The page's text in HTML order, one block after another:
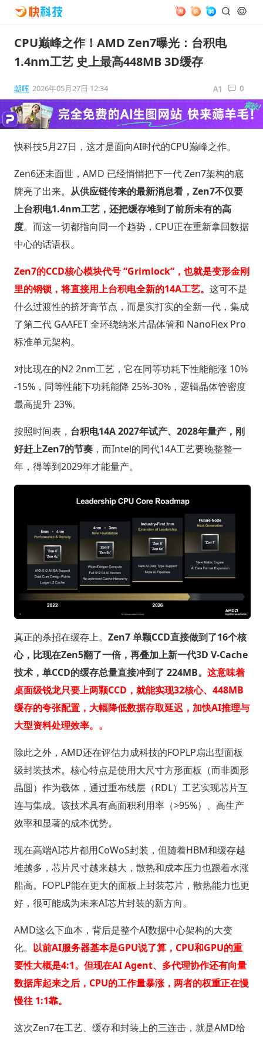
CPU巅峰之作！AMD Zen7曝光：台积电
1.4nm工艺 史上最高448MB 3D缓存
朝晖 2026年05月27日 12:34 0
快科技5月27日，这才是面向AI时代的CPU巅峰之作。
Zen6还未面世，AMD 已经悄悄把下一代 Zen7架构的底
牌亮了出来。 从供应链传来的最新消息看，Zen7不仅要
上台积电1.4nm工艺，还把缓存堆到了前所未有的高
度。而这一切都指向同一个趋势，CPU正在重新拿回数据
中心的话语权。
Zen7的CCD核心模块代号 “Grimlock”，也就是变形金刚
里的钢锁，将直接用上台积电全新的14A工艺。 这可不是
什么过渡性的挤牙膏节点，而是实打实的全新一代，集成
了第二代 GAAFET 全环绕纳米片晶体管和 NanoFlex Pro
标准单元架构。
对比现在的N2 2nm工艺，它在同等功耗下性能能涨 10%
-15%，同等性能下功耗能降 25%-30%，逻辑晶体管密度
最高提升 23%。
按照时间表， 台积电14A 2027年试产、2028年量产，刚
好赶上Zen7的节奏，而Intel的同代14A工艺要晚整整一
年，得等到2029年才能量产。
真正的杀招在缓存上。 Zen7 单颗CCD直接做到了16个核
心，比现在Zen5翻了一倍，再叠加上新一代3D V-Cache
技术，单CCD的缓存总量直接冲到了 224MB。 这意味着
桌面级锐龙只要上两颗CCD，就能实现32核心、448MB
缓存的夸张配置，大幅降低数据存取延迟，加快AI推理与
大型资料处理效率。。
除此之外，AMD还在评估力成科技的FOPLP扇出型面板
级封装技术。核心特点是使用大尺寸方形面板（而非圆形
晶圆）作为载体，通过重布线层（RDL）工艺实现芯片互
连与集成。该技术具有高面积利用率（>95%）、高生产
效率和显著的成本优势。
现在高端AI芯片都用CoWoS封装，但随着HBM和缓存越
堆越多，芯片尺寸越来越大，散热和成本压力也跟着水涨
船高。FOPLP能在更大的面板上封装芯片，散热能力也更
好，很可能成为未来AI芯片封装的新方向。
AMD这么下血本，背后是整个AI数据中心架构的大变
化。 以前AI服务器基本是GPU说了算，CPU和GPU的重
要性大概是4:1。但现在AI Agent、多代理协作还有向量
数据库起来之后，CPU的工作量暴涨，两者的权重正在慢
慢往 1:1靠。
这次Zen7在工艺、缓存和封装上的三连击，就是AMD给